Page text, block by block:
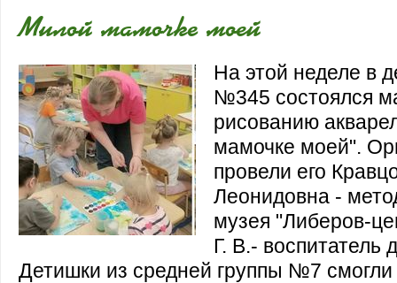
Милой мамочке моей
На этой неделе в
№345 состоялся
рисованию
мамочке моей".
провели его
Леонидовна -
музея "Либеров-
Г. В.- воспитатель
Детишки из средней группы №7